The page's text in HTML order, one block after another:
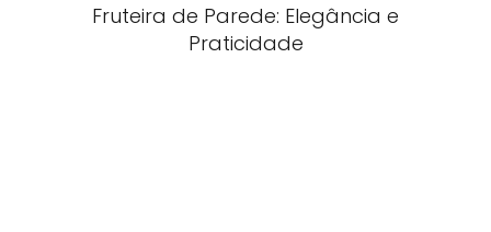
Fruteira de Parede: Elegância e
Praticidade